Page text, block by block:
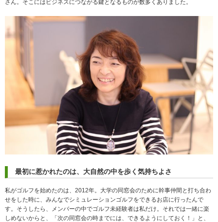
さん。そこにはビジネスにつながる鍵となるものが数多くありました。
最初に惹かれたのは、大自然の中を歩く気持ちよさ
私がゴルフを始めたのは、2012年。大学の同窓会のために幹事仲間と打ち合わ
せをした時に、みんなでシミュレーションゴルフをできるお店に行ったんで
す。そうしたら、メンバーの中でゴルフ未経験者は私だけ。それでは一緒に楽
しめないからと、「次の同窓会の時までには、できるようにしておく！」と、